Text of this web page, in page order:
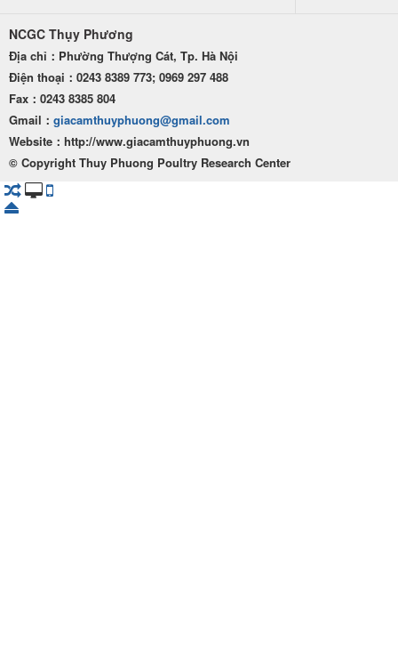
NCGC Thụy Phương
Địa chỉ：Phường Thượng Cát, Tp. Hà Nội
Điện thoại：0243 8389 773; 0969 297 488
Fax：0243 8385 804
Gmail： giacamthuyphuong@gmail.com
Website：http://www.giacamthuyphuong.vn
© Copyright Thuy Phuong Poultry Research Center